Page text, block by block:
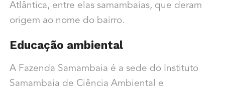
Atlântica, entre elas samambaias, que deram
origem ao nome do bairro.
Educação ambiental
A Fazenda Samambaia é a sede do Instituto
Samambaia de Ciência Ambiental e